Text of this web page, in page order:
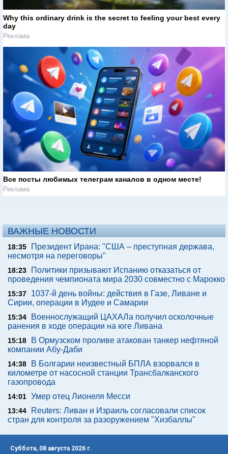
Why this ordinary drink is the secret to feeling your best every
day
Реклама
Все посты любимых телеграм каналов в одном месте!
Реклама
ВАЖНЫЕ НОВОСТИ
18:35
Президент Ирана: "США – преступная держава,
несмотря на переговоры"
18:23
Политики призывают Испанию отказаться от
проведения чемпионата мира 2030 совместно с Марокко
15:37
1037-й день войны: действия в Газе, Ливане и
Сирии, операции в Иудее и Самарии
15:34
Военнослужащий ЦАХАЛа получил осколочные
ранения в ходе операции на юге Ливана
15:18
В Ормузском проливе атакован танкер нефтяной
компании Абу-Даби
14:38
В Болгарии неизвестный БПЛА взорвался в
километре от насосной станции Трансбалканского
газопровода
14:01 Умер отец Лионеля Месси
13:44
Reuters: Ливан и Израиль согласовали список
стран для контроля за разоружением "Хизбаллы"
Суббота, 08 августа 2026 г.